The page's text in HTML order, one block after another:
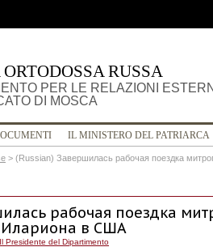
RUSSA
PER LE RELAZIONI
DI MOSCA
IL MINISTERO DEL PATRIARCA
> (Russian) Завершилась рабочая поездка
рабочая поездка
Илариона в США
Il Presidente del Dipartimento